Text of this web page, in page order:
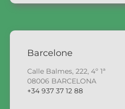
Barcelone
Calle Balmes, 222, 4º 1ª
08006 BARCELONA
+34 937 37 12 88